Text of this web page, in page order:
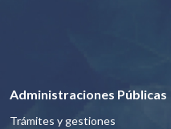
Administraciones Públicas
Trámites y gestiones